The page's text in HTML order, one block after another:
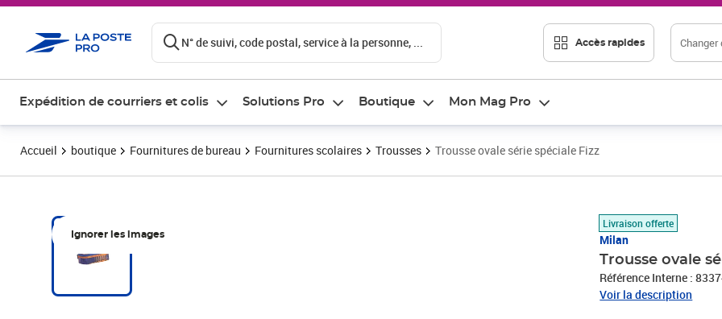
N° de suivi, code postal, service à la personne, ... Accès rapides Changer
Expédition de courriers et colis Solutions Pro Boutique Mon Mag Pro
Accueil boutique Fournitures de bureau Fournitures scolaires Trousses Trousse ovale série spéciale Fizz
Ignorer les images
Livraison offerte
Milan
Trousse ovale
Référence Interne :
Voir la description
Prix 15,04€